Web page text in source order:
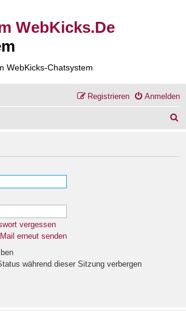
WebKicks.De
WebKicks-Chatsystem
Anmelden
Registrieren
vergessen
erneut senden
während dieser Sitzung verbergen